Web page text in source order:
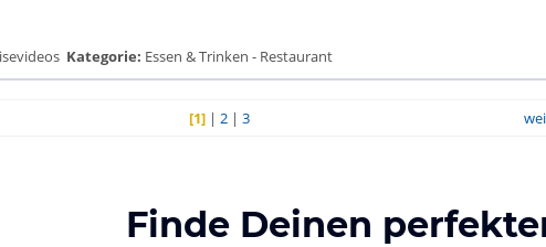
Kategorie: Essen & Trinken - Restaurant
[1]| 2| 3
Finde Deinen